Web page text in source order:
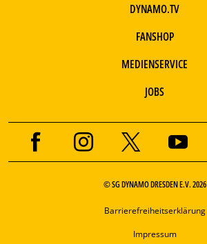
DYNAMO.TV
FANSHOP
MEDIENSERVICE
JOBS
© SG DYNAMO DRESDEN E.V. 2026
Barrierefreiheitserklärung
Impressum